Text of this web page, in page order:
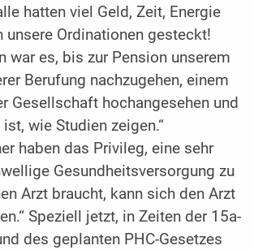
hatten viel Geld, Zeit, Energie
unsere Ordinationen gesteckt!
war es, bis zur Pension unserem
Berufung nachzugehen, einem
Gesellschaft hochangesehen und
wie Studien zeigen.“
haben das Privileg, eine sehr
Gesundheitsversorgung zu
Arzt braucht, kann sich den Arzt
Speziell jetzt, in Zeiten der 15a-
des geplanten PHC-Gesetzes